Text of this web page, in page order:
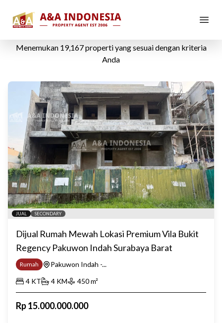
Rumah Dijual
Menemukan 19,167properti yang sesuai dengan kriteria
Anda
JUAL SECONDARY
Dijual Rumah Mewah Lokasi Premium Vila Bukit
Regency Pakuwon Indah Surabaya Barat
Rumah
Pakuwon Indah -...
4 KT 4 KM 450m²
Rp15.000.000.000